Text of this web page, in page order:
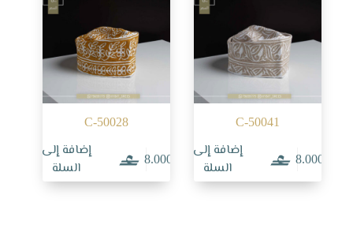
C-50041
8.000
إضافة إلى
السلة
C-50028
8.000
إضافة إلى
السلة